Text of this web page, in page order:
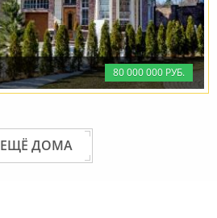
80000000 РУБ.
ЕЩЁ ДОМА